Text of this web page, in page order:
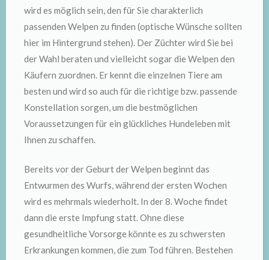
wird es möglich sein, den für Sie charakterlich
passenden Welpen zu finden (optische Wünsche sollten
hier im Hintergrund stehen). Der Züchter wird Sie bei
der Wahl beraten und vielleicht sogar die Welpen den
Käufern zuordnen. Er kennt die einzelnen Tiere am
besten und wird so auch für die richtige bzw. passende
Konstellation sorgen, um die bestmöglichen
Voraussetzungen für ein glückliches Hundeleben mit
Ihnen zu schaffen.
Bereits vor der Geburt der Welpen beginnt das
Entwurmen des Wurfs, während der ersten Wochen
wird es mehrmals wiederholt. In der 8. Woche findet
dann die erste Impfung statt. Ohne diese
gesundheitliche Vorsorge könnte es zu schwersten
Erkrankungen kommen, die zum Tod führen. Bestehen